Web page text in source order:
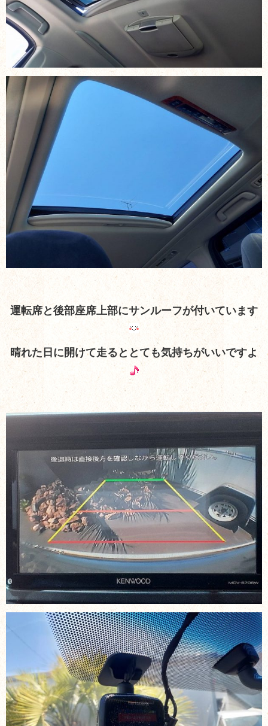
運転席と後部座席上部にサンルーフが付いています
晴れた日に開けて走るととても気持ちがいいですよ